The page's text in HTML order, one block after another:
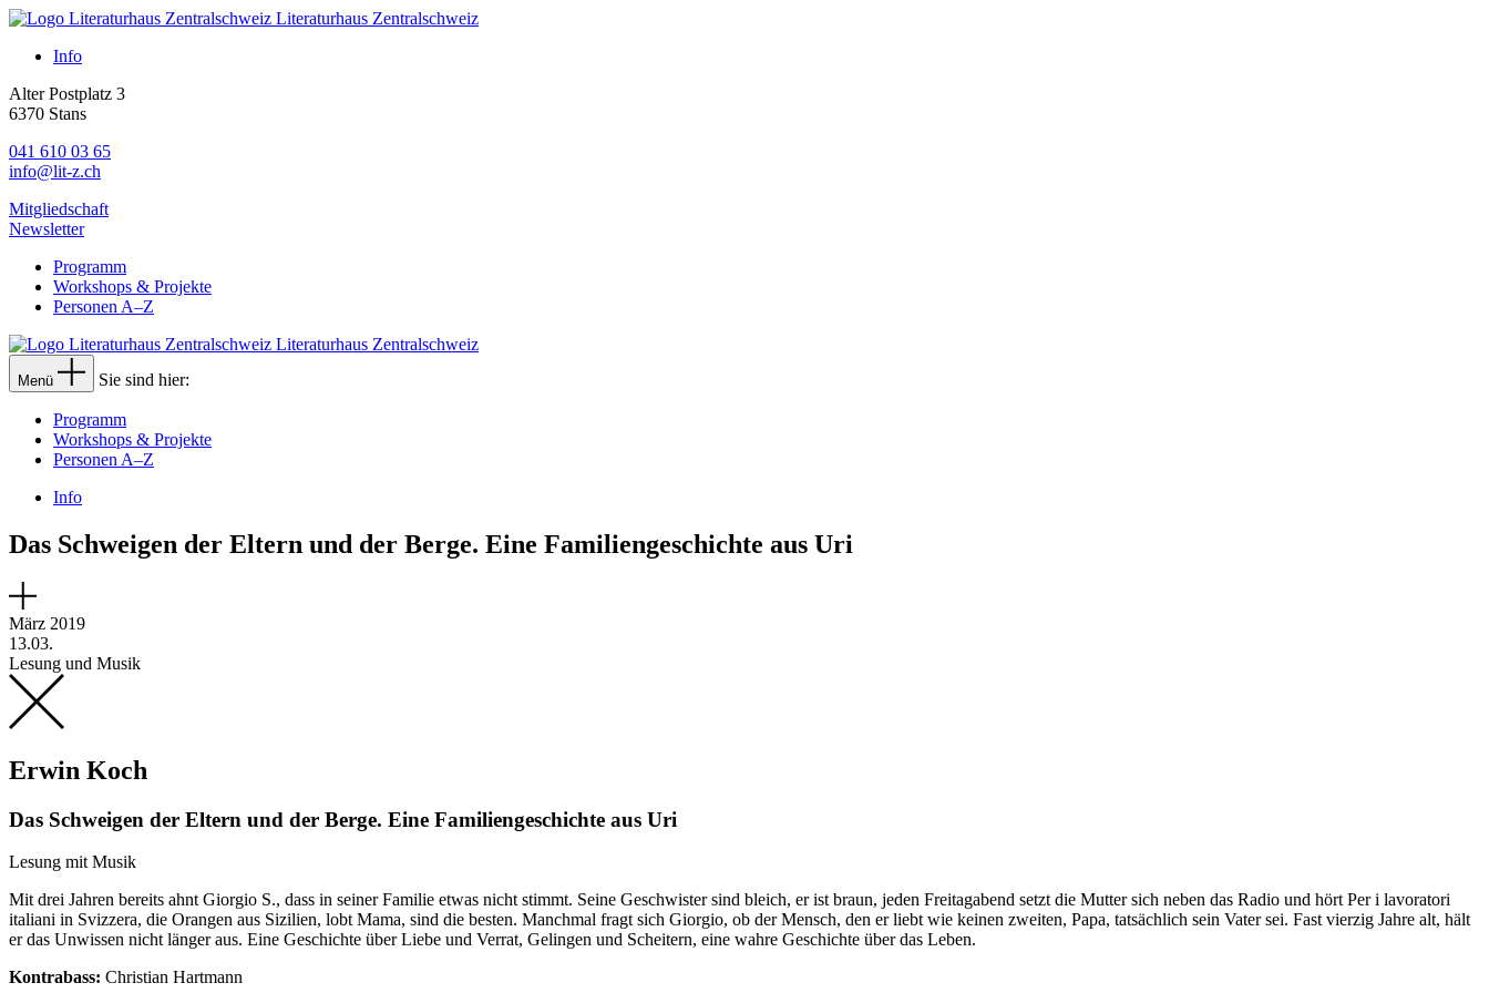
Literaturhaus Zentralschweiz
Info
Alter Postplatz 3
6370 Stans
041 610 03 65
info@lit-z.ch
Mitgliedschaft
Newsletter
Programm
Workshops & Projekte
Personen A–Z
Literaturhaus Zentralschweiz
Menü Sie sind hier:
Programm
Workshops & Projekte
Personen A–Z
Info
Das Schweigen der Eltern und der Berge. Eine Familiengeschichte aus Uri
März 2019
13.03.
Lesung und Musik
Erwin Koch
Das Schweigen der Eltern und der Berge. Eine Familiengeschichte aus Uri
Lesung mit Musik
Mit drei Jahren bereits ahnt Giorgio S., dass in seiner Familie etwas nicht stimmt. Seine Geschwister sind bleich, er ist braun, jeden Freitagabend setzt die Mutter sich neben das Radio und hört Per i lavoratori
italiani in Svizzera, die Orangen aus Sizilien, lobt Mama, sind die besten. Manchmal fragt sich Giorgio, ob der Mensch, den er liebt wie keinen zweiten, Papa, tatsächlich sein Vater sei. Fast vierzig Jahre alt, hält
er das Unwissen nicht länger aus. Eine Geschichte über Liebe und Verrat, Gelingen und Scheitern, eine wahre Geschichte über das Leben.
Kontrabass: Christian Hartmann